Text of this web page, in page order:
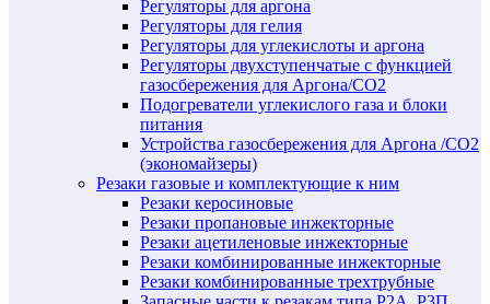
Регуляторы для аргона
Регуляторы для гелия
Регуляторы для углекислоты и аргона
Регуляторы двухступенчатые c функцией
газосбережения для Аргона/СО2
Подогреватели углекислого газа и блоки
питания
Устройства газосбережения для Аргона /СО2
(экономайзеры)
Резаки газовые и комплектующие к ним
Резаки керосиновые
Резаки пропановые инжекторные
Резаки ацетиленовые инжекторные
Резаки комбинированные инжекторные
Резаки комбинированные трехтрубные